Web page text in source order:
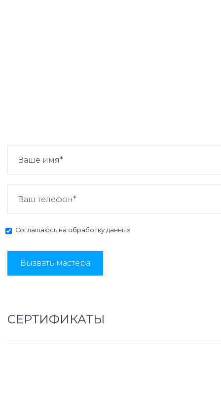
Соглашаюсь на обработку данных
Вызвать мастера
СЕРТИФИКАТЫ